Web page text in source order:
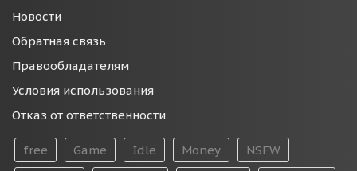
Новости
Обратная связь
Правообладателям
Условия использования
Отказ от ответственности
free Game Idle Money
NSFW